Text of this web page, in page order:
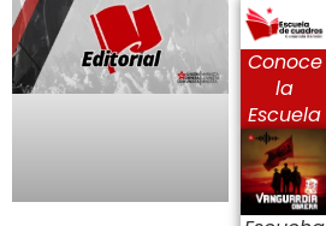
Conoce
la
Escuela